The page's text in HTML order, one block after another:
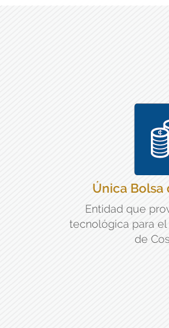
Única Bolsa
Entidad que
tecnológica para
de